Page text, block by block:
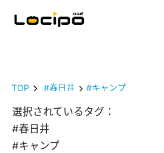
TOP #春日井 #キャンプ
選択されているタグ：
#春日井
#キャンプ